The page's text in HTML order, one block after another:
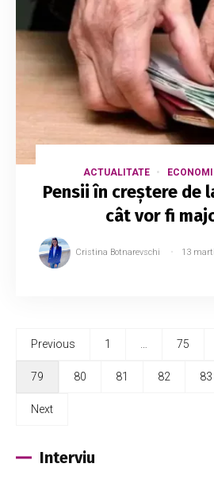
ACTUALITATE
Pensii în creștere de
cât vor fi
Cristina Botnarevschi 13
Previous 1 75
79 80 81 82 83
Next
Interviu